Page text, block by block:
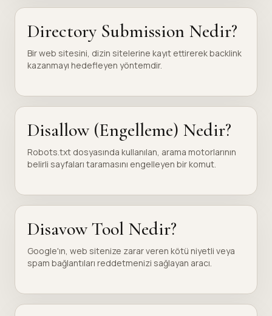
Directory Submission Nedir?
Bir web sitesini, dizin sitelerine kayıt ettirerek backlink
kazanmayı hedefleyen yöntemdir.
Disallow (Engelleme) Nedir?
Robots.txt dosyasında kullanılan, arama motorlarının
belirli sayfaları taramasını engelleyen bir komut.
Disavow Tool Nedir?
Google'ın, web sitenize zarar veren kötü niyetli veya
spam bağlantıları reddetmenizi sağlayan aracı.